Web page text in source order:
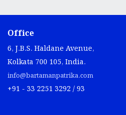
Office
6, J.B.S. Haldane Avenue,
Kolkata 700 105, India.
info@bartamanpatrika.com
+91 - 33 2251 3292 / 93